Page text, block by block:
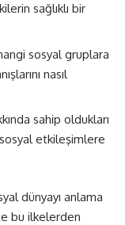
sağlıklı bir
sosyal gruplara
nasıl
sahip oldukları
etkileşimlere
dünyayı anlama
bu ilkelerden